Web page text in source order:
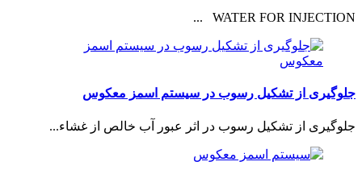
WATER FOR INJECTION ...
جلوگیری از تشکیل رسوب در سیستم اسمز معکوس
جلوگیری از تشکیل رسوب در اثر عبور آب خالص از غشاء...